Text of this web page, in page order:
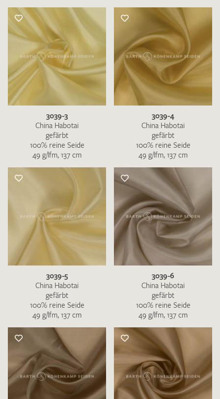
3039-3
China Habotai
gefärbt
100% reine Seide
49 g/lfm, 137 cm
3039-4
China Habotai
gefärbt
100% reine Seide
49 g/lfm, 137 cm
3039-5
China Habotai
gefärbt
100% reine Seide
49 g/lfm, 137 cm
3039-6
China Habotai
gefärbt
100% reine Seide
49 g/lfm, 137 cm